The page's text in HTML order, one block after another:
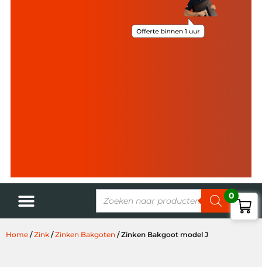
Home /Zink /Zinken Bakgoten / Zinken Bakgoot model J
0